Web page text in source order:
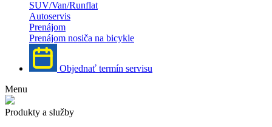
SUV/Van/Runflat
Autoservis
Prenájom
Prenájom nosiča na bicykle
Objednať termín servisu
Menu
Produkty a služby